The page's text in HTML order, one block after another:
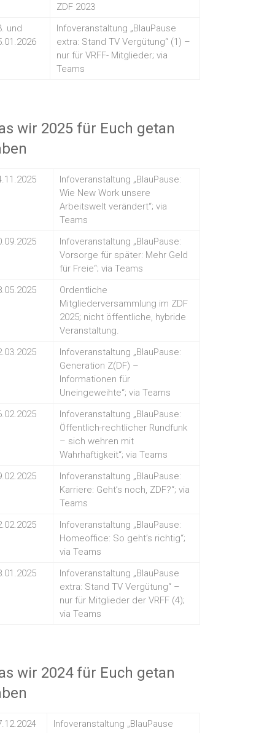
ZDF 2023
und
Infoveranstaltung „BlauPause
extra: Stand TV Vergütung“ (1) –
nur für VRFF- Mitglieder; via
Teams
wir 2025 für Euch getan
Infoveranstaltung „BlauPause:
Wie New Work unsere
Arbeitswelt verändert“; via
Teams
Infoveranstaltung „BlauPause:
Vorsorge für später: Mehr Geld
für Freie“; via Teams
Ordentliche
Mitgliederversammlung im ZDF
2025; nicht öffentliche, hybride
Veranstaltung.
Infoveranstaltung „BlauPause:
Generation Z(DF) –
Informationen für
Uneingeweihte“; via Teams
Infoveranstaltung „BlauPause:
Öffentlich-rechtlicher Rundfunk
– sich wehren mit
Wahrhaftigkeit“; via Teams
Infoveranstaltung „BlauPause:
Karriere: Geht’s noch, ZDF?“; via
Teams
Infoveranstaltung „BlauPause:
Homeoffice: So geht’s richtig“;
via Teams
Infoveranstaltung „BlauPause
extra: Stand TV Vergütung“ –
nur für Mitglieder der VRFF (4);
via Teams
wir 2024 für Euch getan
Infoveranstaltung „BlauPause